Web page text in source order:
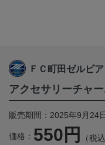
ＦＣ町田ゼルビア
アクセサリーチャ
販売期間：2025年9月24
価格： 550円 （税込